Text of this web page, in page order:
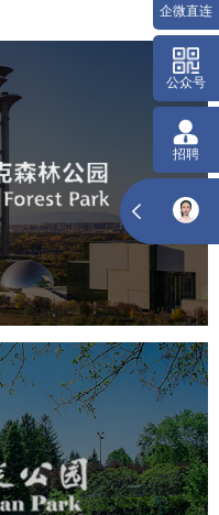
园
智能
智慧公园
智能大数据平台
园